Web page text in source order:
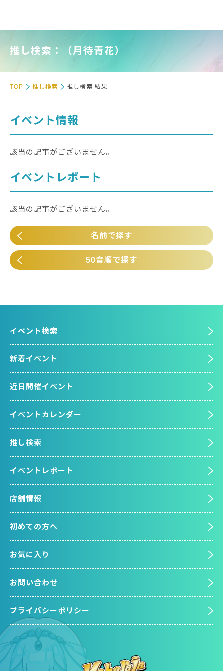
推し検索：（月待青花）
TOP 推し検索 推し検索 結果
イベント情報
該当の記事がございません。
イベントレポート
該当の記事がございません。
名前で探す
50音順で探す
イベント検索
新着イベント
近日開催イベント
イベントカレンダー
推し検索
イベントレポート
店舗情報
初めての方へ
お気に入り
お問い合わせ
プライバシーポリシー